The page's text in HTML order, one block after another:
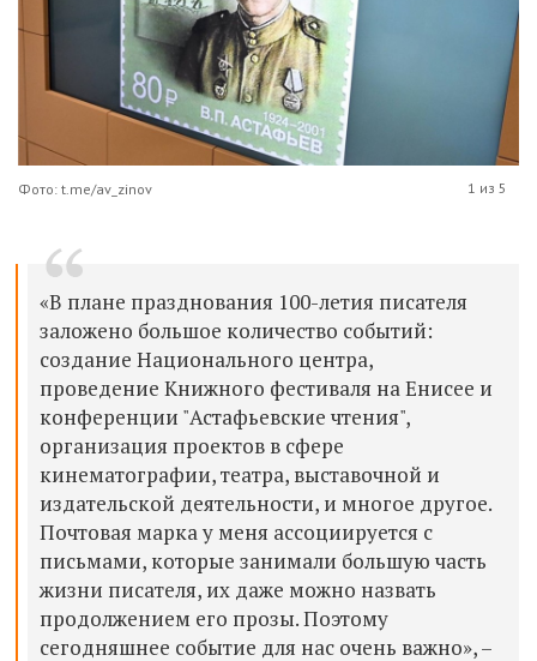
Фото: t.me/av_zinov 1 из 5
«В плане празднования 100-летия писателя
заложено большое количество событий:
создание Национального центра,
проведение Книжного фестиваля на Енисее и
конференции "Астафьевские чтения",
организация проектов в сфере
кинематографии, театра, выставочной и
издательской деятельности, и многое другое.
Почтовая марка у меня ассоциируется с
письмами, которые занимали большую часть
жизни писателя, их даже можно назвать
продолжением его прозы. Поэтому
сегодняшнее событие для нас очень важно», –